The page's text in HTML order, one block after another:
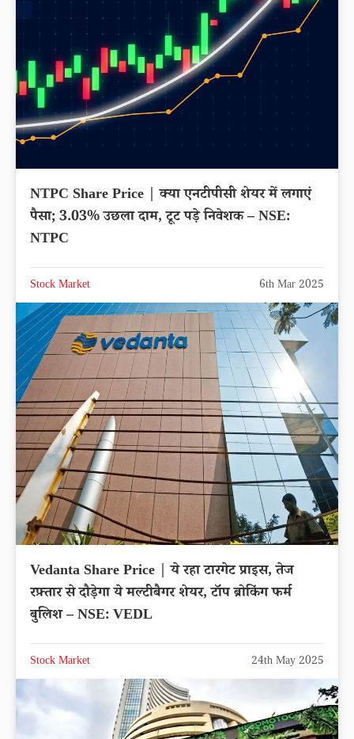
NTPC Share Price | क्या एनटीपीसी शेयर में लगाएं
पैसा; 3.03% उछला दाम, टूट पड़े निवेशक – NSE:
NTPC
Stock Market 6th Mar 2025
Vedanta Share Price | ये रहा टारगेट प्राइस, तेज
रफ़्तार से दौड़ेगा ये मल्टीबैगर शेयर, टॉप ब्रोकिंग फर्म
बुलिश – NSE: VEDL
Stock Market 24th May 2025